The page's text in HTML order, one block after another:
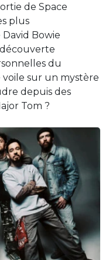
de Space
plus
Bowie
du
sur un mystère
depuis des
Tom ?